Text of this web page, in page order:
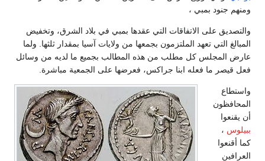
ومنهم جنود بمبي ،
والتصديق على الاتفاقات التي عقدها بمبي في بلاد الشرق، وتخفيض
المبالغ التي تعهد الملتزمون بجمعها من ولايات آسيا بمقدار ثلثها. ولما
عارض المجلس كل مطلب من هذه المطالب بجميع ما لديه من وسائل
فعل قيصر ما فعله ابنا جراكس، فعرضها على الجمعية مباشرة.
واستطاع
المحافظون
أن يقنعوا
ببيلوس ،
كما أقنعوا
العرافين